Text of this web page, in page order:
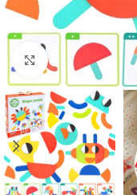
Padidinti